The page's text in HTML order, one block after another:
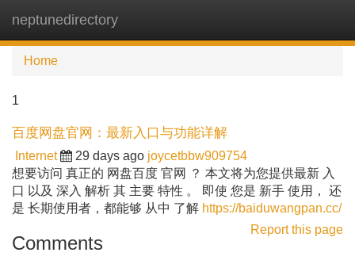
neptunedirectory
Home
1
百度网盘官网：最新入口与功能详解
Internet 29 days ago joycetbbw909754
想要访问 真正的 网盘百度 官网 ？ 本文将为您提供最新 入
口 以及 深入 解析 其 主要 特性 。 即使 您是 新手 使用， 还
是 长期使用者，都能够 从中 了解 https://baiduwangpan.cc/
Report this page
Comments